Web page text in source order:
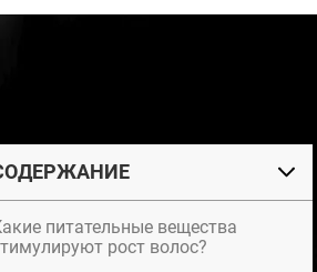
питательные вещества
рост волос?